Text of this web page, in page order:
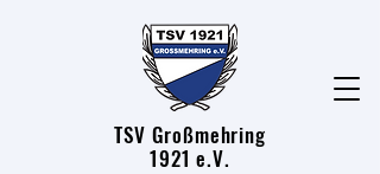
TSV Großmehring
1921 e.V.